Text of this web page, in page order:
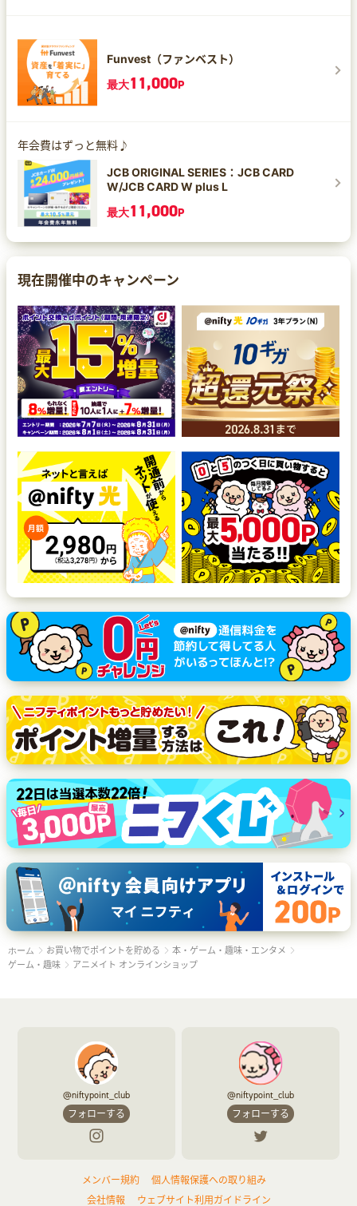
Funvest（ファンベスト）
最大11,000P
年会費はずっと無料♪
JCB ORIGINAL SERIES：JCB CARD
W/JCB CARD W plus L
最大11,000P
現在開催中のキャンペーン
ホーム お買い物でポイントを貯める
本・ゲーム・趣味・エンタメ
ゲーム・趣味
アニメイト オンラインショップ
@niftypoint_club
フォローする
@niftypoint_club
フォローする
メンバー規約
個人情報保護への取り組み
会社情報
ウェブサイト利用ガイドライン